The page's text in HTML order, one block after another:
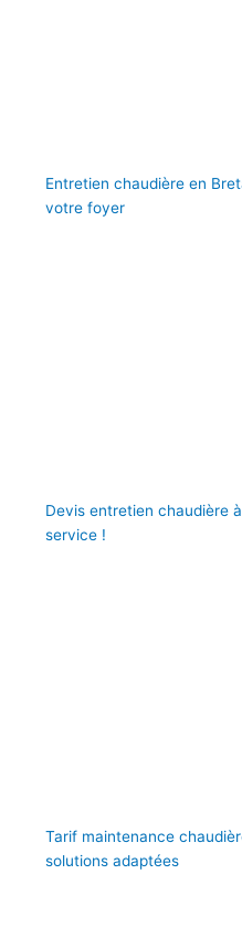
Entretien chaudière en
votre foyer
Devis entretien chaudière
service !
Tarif maintenance
solutions adaptées